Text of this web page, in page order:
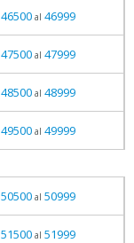
46500al 46999
47500al 47999
48500al 48999
49500al 49999
50500al 50999
51500al 51999